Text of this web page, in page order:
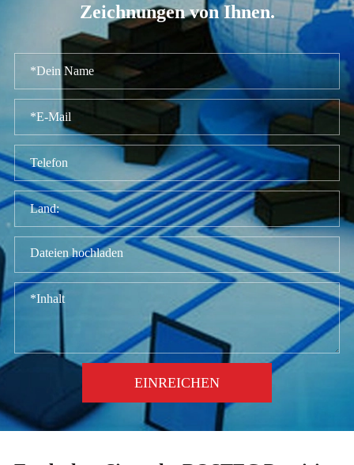
Zeichnungen von Ihnen.
Dateien hochladen
EINREICHEN